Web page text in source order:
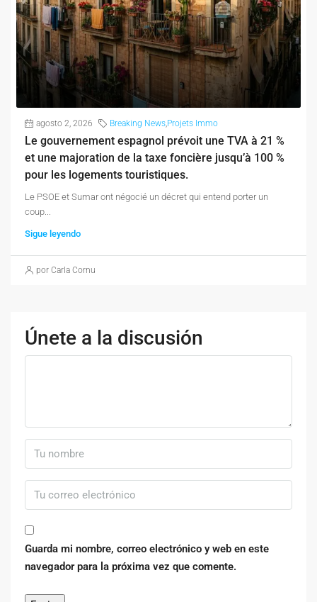
agosto 2, 2026 Breaking News Projets Immo
Le gouvernement espagnol prévoit une TVA à 21 %
et une majoration de la taxe foncière jusqu’à 100 %
pour les logements touristiques.
Le PSOE et Sumar ont négocié un décret qui entend porter un
coup...
Sigue leyendo
por Carla Cornu
Únete a la discusión
Guarda mi nombre, correo electrónico y web en este
navegador para la próxima vez que comente.